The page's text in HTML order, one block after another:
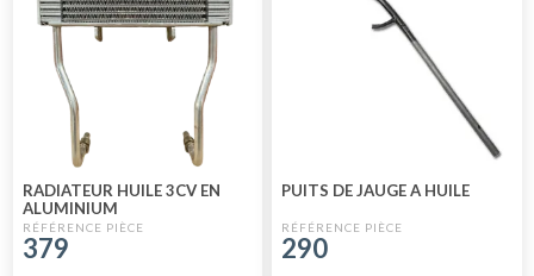
RADIATEUR HUILE 3CV EN
ALUMINIUM
379
PUITS DE JAUGE A HUILE
290